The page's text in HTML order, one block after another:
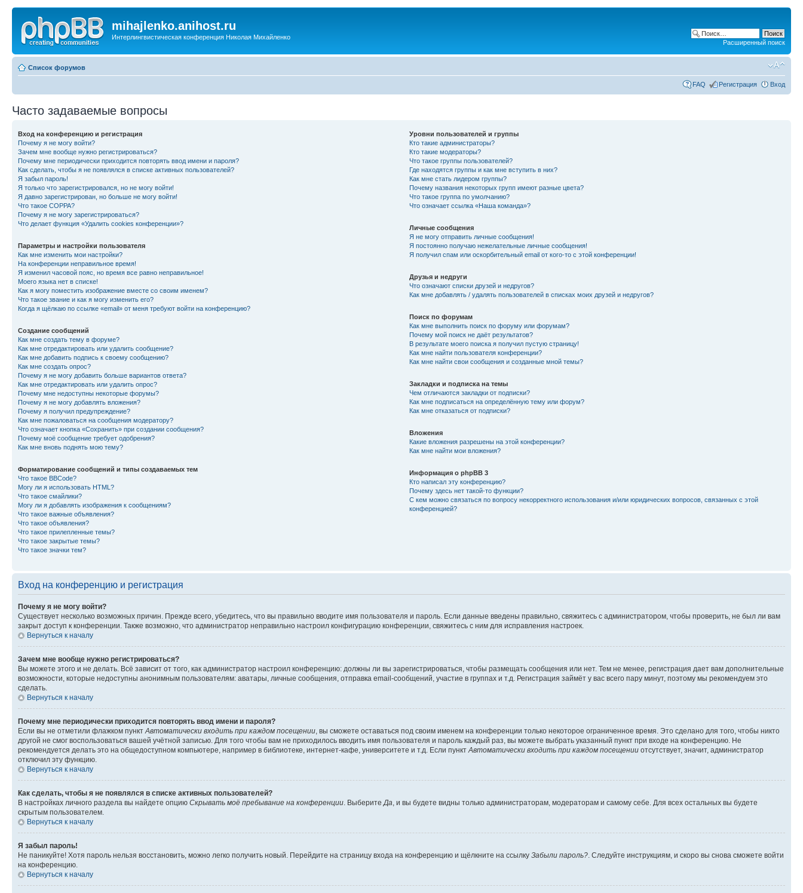
mihajlenko.anihost.ru
Интерлингвистическая конференция Николая Михайленко
Расширенный поиск
Список форумов
FAQ Регистрация Вход
Часто задаваемые вопросы
Вход на конференцию и регистрация
Почему я не могу войти?
Зачем мне вообще нужно регистрироваться?
Почему мне периодически приходится повторять ввод имени и пароля?
Как сделать, чтобы я не появлялся в списке активных пользователей?
Я забыл пароль!
Я только что зарегистрировался, но не могу войти!
Я давно зарегистрирован, но больше не могу войти!
Что такое COPPA?
Почему я не могу зарегистрироваться?
Что делает функция «Удалить cookies конференции»?
Параметры и настройки пользователя
Как мне изменить мои настройки?
На конференции неправильное время!
Я изменил часовой пояс, но время все равно неправильное!
Моего языка нет в списке!
Как я могу поместить изображение вместе со своим именем?
Что такое звание и как я могу изменить его?
Когда я щёлкаю по ссылке «email» от меня требуют войти на конференцию?
Создание сообщений
Как мне создать тему в форуме?
Как мне отредактировать или удалить сообщение?
Как мне добавить подпись к своему сообщению?
Как мне создать опрос?
Почему я не могу добавить больше вариантов ответа?
Как мне отредактировать или удалить опрос?
Почему мне недоступны некоторые форумы?
Почему я не могу добавлять вложения?
Почему я получил предупреждение?
Как мне пожаловаться на сообщения модератору?
Что означает кнопка «Сохранить» при создании сообщения?
Почему моё сообщение требует одобрения?
Как мне вновь поднять мою тему?
Форматирование сообщений и типы создаваемых тем
Что такое BBCode?
Могу ли я использовать HTML?
Что такое смайлики?
Могу ли я добавлять изображения к сообщениям?
Что такое важные объявления?
Что такое объявления?
Что такое прилепленные темы?
Что такое закрытые темы?
Что такое значки тем?
Уровни пользователей и группы
Кто такие администраторы?
Кто такие модераторы?
Что такое группы пользователей?
Где находятся группы и как мне вступить в них?
Как мне стать лидером группы?
Почему названия некоторых групп имеют разные цвета?
Что такое группа по умолчанию?
Что означает ссылка «Наша команда»?
Личные сообщения
Я не могу отправить личные сообщения!
Я постоянно получаю нежелательные личные сообщения!
Я получил спам или оскорбительный email от кого-то с этой конференции!
Друзья и недруги
Что означают списки друзей и недругов?
Как мне добавлять / удалять пользователей в списках моих друзей и недругов?
Поиск по форумам
Как мне выполнить поиск по форуму или форумам?
Почему мой поиск не даёт результатов?
В результате моего поиска я получил пустую страницу!
Как мне найти пользователя конференции?
Как мне найти свои сообщения и созданные мной темы?
Закладки и подписка на темы
Чем отличаются закладки от подписки?
Как мне подписаться на определённую тему или форум?
Как мне отказаться от подписки?
Вложения
Какие вложения разрешены на этой конференции?
Как мне найти мои вложения?
Информация о phpBB 3
Кто написал эту конференцию?
Почему здесь нет такой-то функции?
С кем можно связаться по вопросу некорректного использования и/или юридических вопросов, связанных с этой
конференцией?
Вход на конференцию и регистрация
Почему я не могу войти?
Существует несколько возможных причин. Прежде всего, убедитесь, что вы правильно вводите имя пользователя и пароль. Если данные введены правильно, свяжитесь с администратором, чтобы проверить, не был ли вам
закрыт доступ к конференции. Также возможно, что администратор неправильно настроил конфигурацию конференции, свяжитесь с ним для исправления настроек.
Вернуться к началу
Зачем мне вообще нужно регистрироваться?
Вы можете этого и не делать. Всё зависит от того, как администратор настроил конференцию: должны ли вы зарегистрироваться, чтобы размещать сообщения или нет. Тем не менее, регистрация дает вам дополнительные
возможности, которые недоступны анонимным пользователям: аватары, личные сообщения, отправка email-сообщений, участие в группах и т.д. Регистрация займёт у вас всего пару минут, поэтому мы рекомендуем это
сделать.
Вернуться к началу
Почему мне периодически приходится повторять ввод имени и пароля?
Если вы не отметили флажком пункт Автоматически входить при каждом посещении , вы сможете оставаться под своим именем на конференции только некоторое ограниченное время. Это сделано для того, чтобы никто
другой не смог воспользоваться вашей учётной записью. Для того чтобы вам не приходилось вводить имя пользователя и пароль каждый раз, вы можете выбрать указанный пункт при входе на конференцию. Не
рекомендуется делать это на общедоступном компьютере, например в библиотеке, интернет-кафе, университете и т.д. Если пункт Автоматически входить при каждом посещении отсутствует, значит, администратор
отключил эту функцию.
Вернуться к началу
Как сделать, чтобы я не появлялся в списке активных пользователей?
В настройках личного раздела вы найдете опцию Скрывать моё пребывание на конференции . Выберите Да , и вы будете видны только администраторам, модераторам и самому себе. Для всех остальных вы будете
скрытым пользователем.
Вернуться к началу
Я забыл пароль!
Не паникуйте! Хотя пароль нельзя восстановить, можно легко получить новый. Перейдите на страницу входа на конференцию и щёлкните на ссылку Забыли пароль? . Следуйте инструкциям, и скоро вы снова сможете войти
на конференцию.
Вернуться к началу